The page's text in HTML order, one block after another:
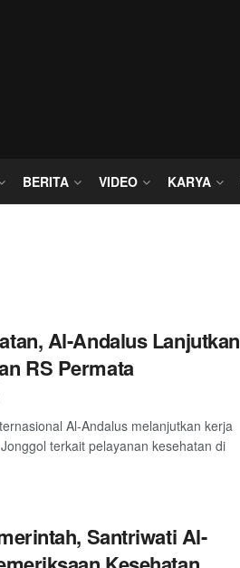
BERITA VIDEO KARYA
Al-Andalus Lanjutkan
RS Permata
Al-Andalus melanjutkan kerja
terkait pelayanan kesehatan di
Santriwati Al-